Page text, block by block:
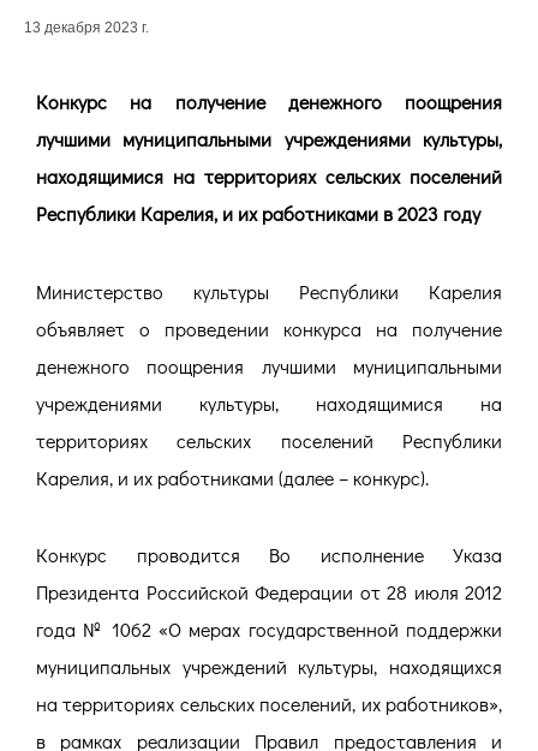
13 декабря 2023 г.
Конкурс на получение денежного поощрения
лучшими муниципальными учреждениями культуры,
находящимися на территориях сельских поселений
Республики Карелия, и их работниками в 2023 году
Министерство культуры Республики Карелия
объявляет о проведении конкурса на получение
денежного поощрения лучшими муниципальными
учреждениями культуры, находящимися на
территориях сельских поселений Республики
Карелия, и их работниками (далее – конкурс).
Конкурс проводится Во исполнение Указа
Президента Российской Федерации от 28 июля 2012
года № 1062 «О мерах государственной поддержки
муниципальных учреждений культуры, находящихся
на территориях сельских поселений, их работников»,
в рамках реализации Правил предоставления и